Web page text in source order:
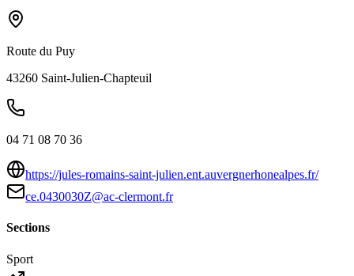
Route du Puy
43260 Saint-Julien-Chapteuil
04 71 08 70 36
https://jules-romains-saint-julien.ent.auvergnerhonealpes.fr/
ce.0430030Z@ac-clermont.fr
Sections
Sport